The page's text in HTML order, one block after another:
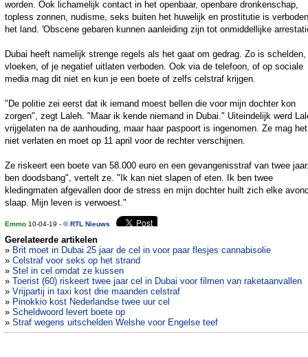
worden. Ook lichamelijk contact in het openbaar, openbare dronkenschap,
topless zonnen, nudisme, seks buiten het huwelijk en prostitutie is
het land. 'Obscene gebaren kunnen aanleiding zijn tot onmiddellijke
Dubai heeft namelijk strenge regels als het gaat om gedrag. Zo is schelden,
vloeken, of je negatief uitlaten verboden. Ook via de telefoon, of op sociale
media mag dit niet en kun je een boete of zelfs celstraf krijgen.
"De politie zei eerst dat ik iemand moest bellen die voor mijn dochter kon
zorgen", zegt Laleh. "Maar ik kende niemand in Dubai." Uiteindelijk werd
vrijgelaten na de aanhouding, maar haar paspoort is ingenomen. Ze mag
niet verlaten en moet op 11 april voor de rechter verschijnen.
Ze riskeert een boete van 58.000 euro en een gevangenisstraf van twee
ben doodsbang", vertelt ze. "Ik kan niet slapen of eten. Ik ben twee
kledingmaten afgevallen door de stress en mijn dochter huilt zich elke
slaap. Mijn leven is verwoest."
Emmo 10-04-19 - ©RTL Nieuws
Gerelateerde artikelen
» Brit moet in Dubai 25 jaar de cel in voor paar flesjes cannabisolie
» Celstraf voor seks op het strand
» Stel in cel omdat ze kussen
» Toerist (60) riskeert twee jaar cel in Dubai voor filmen van raketaanvallen
» Vrijpartij in taxi kost drie maanden celstraf
» Pinokkio kost Nederlandse twee uur cel
» Scheldwoord levert boete op
» Straf wegens uitschelden Welshe voor Engelse teef